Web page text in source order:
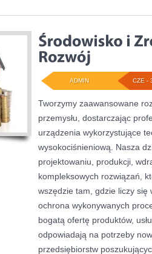
CZE -
ADMIN
Tworzymy zaawansowane
przemysłu, dostarczając
urządzenia wykorzystujące
wysokociśnieniową. Nasza
projektowaniu, produkcji,
kompleksowych rozwiązań,
wszędzie tam, gdzie liczy się
ochrona wykonywanych
bogatą ofertę produktów,
odpowiadają na potrzeby
przedsiębiorstw